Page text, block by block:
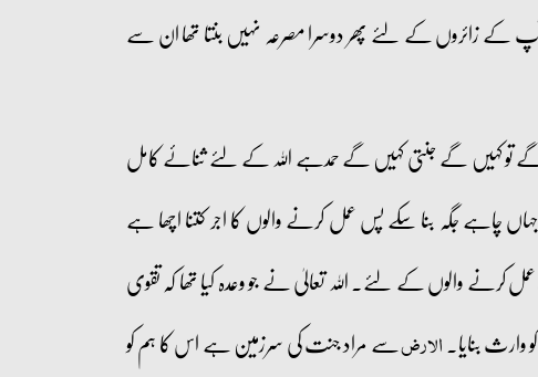
کے زائروں کے لئے پھر دوسرا مصرعہ نہیں بنتا تھا ان سے
کہیں گے جنتی کہیں گے حمدہے اللہ کے لئے ثنائے کامل
چاہے جگہ بنا سکے پس عمل کرنے والوں کا اجر کتنا اچھا ہے
عمل کرنے والوں کے لئے۔ اللہ تعالیٰ نے جو وعدہ کیا تھا کہ تقوی
بنایا۔الارضسے مراد جنت کی سرزمین ہے اس کا ہم کو